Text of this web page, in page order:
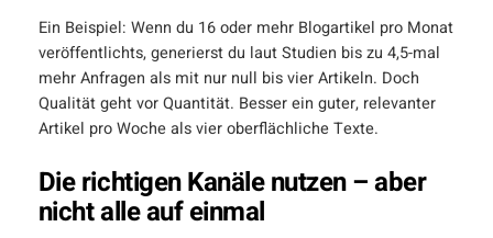
Ein Beispiel: Wenn du 16 oder mehr Blogartikel pro Monat
veröffentlichts, generierst du laut Studien bis zu 4,5-mal
mehr Anfragen als mit nur null bis vier Artikeln. Doch
Qualität geht vor Quantität. Besser ein guter, relevanter
Artikel pro Woche als vier oberflächliche Texte.
Die richtigen Kanäle nutzen – aber
nicht alle auf einmal